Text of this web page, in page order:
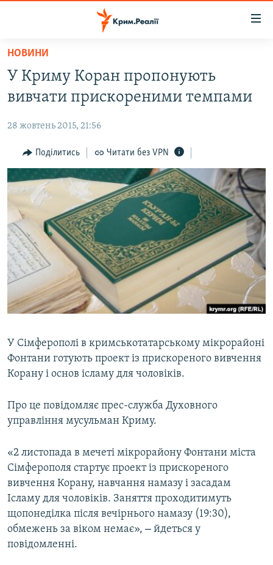
Перейти
основного
матеріалу
до
навігації
Перейти
до
пошуку
ВОДА.КРИМ
ВІДЕО ТА ФОТО
ПОЛІТИКА
БЛОГИ
ПОГЛЯД
ІНТЕРВ'Ю
ВСЕ ЗА ДЕНЬ
СПЕЦПРОЕКТИ
ДЕПОРТАЦІЯ
ВІДЕОУРОКИ «ELIFBE»
СВІДЧЕННЯ ОКУПАЦІЇ
ІНФОГРАФІКА
ЯК ОБІЙТИ БЛОКУВАННЯ
Русский
Qırımtatar
ДОЛУЧАЙСЯ!
Усі сайти RFE/RL
НОВИНИ
У Криму Коран пропонують
вивчати прискореними темпами
28 жовтень 2015, 21:56
Поділитись Читати без VPN
У Сімферополі в кримськотатарському мікрорайоні
Фонтани готують проект із прискореного вивчення
Корану і основ ісламу для чоловіків.
Про це повідомляє прес-служба Духовного
управління мусульман Криму.
«2 листопада в мечеті мікрорайону Фонтани міста
Сімферополя стартує проект із прискореного
вивчення Корану, навчання намазу і засадам
Ісламу для чоловіків. Заняття проходитимуть
щопонеділка після вечірнього намазу (19:30),
обмежень за віком немає», – йдеться у
повідомленні.